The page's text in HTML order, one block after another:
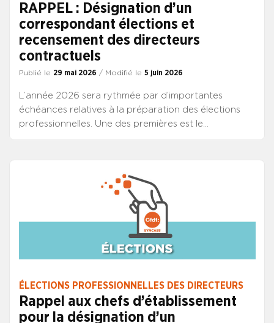
RAPPEL : Désignation d’un
correspondant élections et
recensement des directeurs
contractuels
Publié le 29 mai 2026 / Modifié le 5 juin 2026
L’année 2026 sera rythmée par d’importantes
échéances relatives à la préparation des élections
professionnelles. Une des premières est le
ÉLECTIONS PROFESSIONNELLES DES DIRECTEURS
Rappel aux chefs d’établissement
pour la désignation d’un